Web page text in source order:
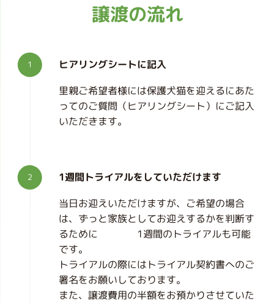
譲渡の流れ
ヒアリングシートに記入
里親ご希望者様には保護犬猫を迎えるにあた
ってのご質問（ヒアリングシート）にご記入
いただきます。
1週間トライアルをしていただけます
当日お迎えいただけますが、ご希望の場合
は、ずっと家族としてお迎えするかを判断す
るために 1週間のトライアルも可能
です。
トライアルの際にはトライアル契約書へのご
署名をお願いしております。
また、譲渡費用の半額をお預かりさせていた